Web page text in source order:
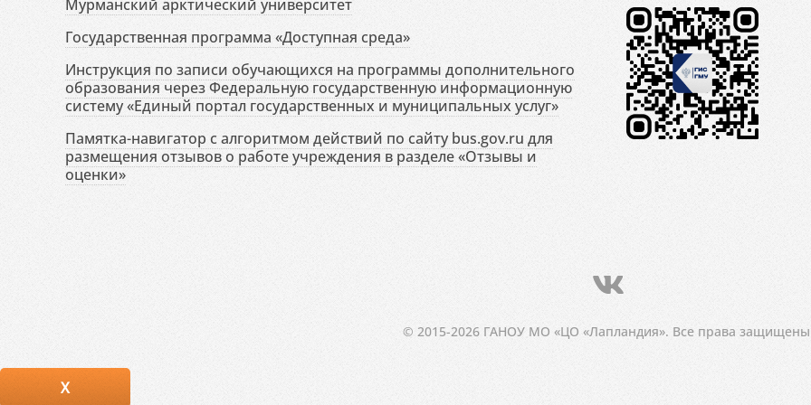
Мурманский арктический университет
Государственная программа «Доступная среда»
Инструкция по записи обучающихся на программы дополнительного
образования через Федеральную государственную информационную
систему «Единый портал государственных и муниципальных услуг»
Памятка-навигатор с алгоритмом действий по сайту bus.gov.ru для
размещения отзывов о работе учреждения в разделе «Отзывы и
оценки»
© 2015-2026 ГАНОУ МО «ЦО «Лапландия». Все права
X